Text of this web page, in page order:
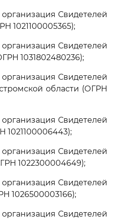
Свидетелей
1021100005365);
Свидетелей
1031802480236);
Свидетелей
области (ОГРН
Свидетелей
1021100006443);
Свидетелей
1022300004649);
Свидетелей
1026500003166);
Свидетелей